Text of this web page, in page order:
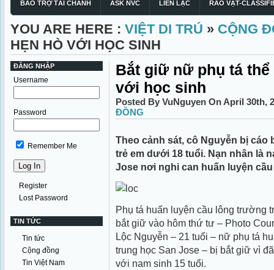
BẢO TRỢ TÀI CHÁNH ASK NVC LIÊN LẠC RAO VẶT-
YOU ARE HERE : VIỆT DI TRÚ » CỘNG
HẸN HÒ VỚI HỌC SINH
ĐĂNG NHẬP
Username
Password
Remember Me
Register
Lost Password
TIN TỨC
Tin tức
Cộng đồng
Tin Việt Nam
Bắt giữ nữ phụ tá
với học sinh
Posted By VuNguyen On April 30th,
ĐỒNG
Theo cảnh sát, cô Nguyễn bị
trẻ em dưới 18 tuổi. Nạn nhân là
Jose nơi nghi can huấn luyện
Phụ tá huấn luyện cầu lông trường
bắt giữ vào hôm thứ tư – Photo
Lộc Nguyễn – 21 tuổi – nữ phụ tá
trung học San Jose – bị bắt giữ vì
với nam sinh 15 tuổi.